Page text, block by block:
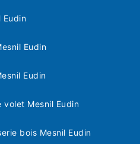
Eudin
Eudin
Eudin
Mesnil Eudin
bois Mesnil Eudin